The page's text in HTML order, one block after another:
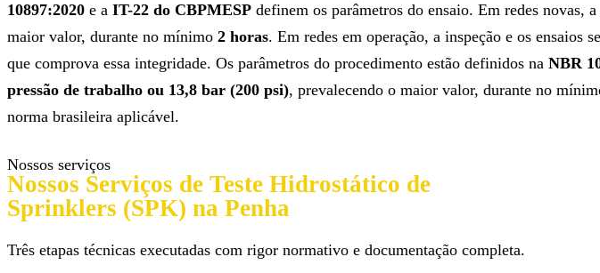
10897:2020 e a IT-22 do CBPMESP definem os parâmetros do ensaio. Em redes novas, a
maior valor, durante no mínimo 2 horas. Em redes em operação, a inspeção e os ensaios
que comprova essa integridade. Os parâmetros do procedimento estão definidos na NBR
pressão de trabalho ou 13,8 bar (200 psi), prevalecendo o maior valor, durante no
norma brasileira aplicável.
Nossos serviços
Nossos Serviços de Teste Hidrostático de
Sprinklers (SPK) na Penha
Três etapas técnicas executadas com rigor normativo e documentação completa.